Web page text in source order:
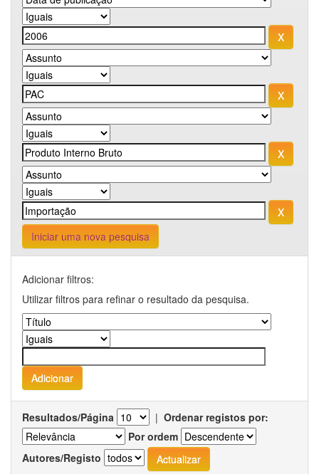
Iniciar uma nova pesquisa
Adicionar filtros:
Utilizar filtros para refinar o resultado da pesquisa.
Resultados/Página | Ordenar registos por:
Por ordem
Autores/Registo